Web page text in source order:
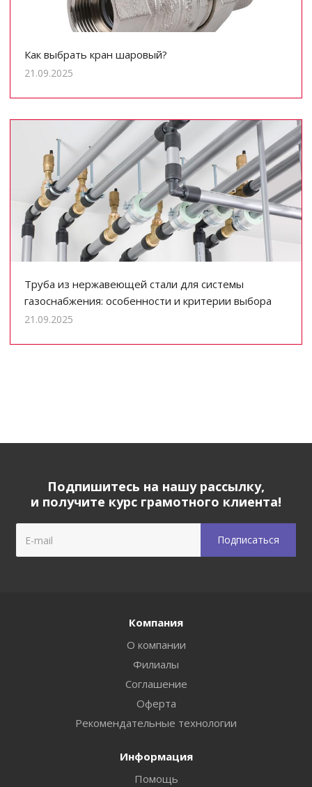
Как выбрать кран шаровый?
21.09.2025
Труба из нержавеющей стали для системы
газоснабжения: особенности и критерии выбора
21.09.2025
Подпишитесь на нашу рассылку,
и получите курс грамотного клиента!
Компания
О компании
Филиалы
Соглашение
Оферта
Рекомендательные технологии
Информация
Помощь